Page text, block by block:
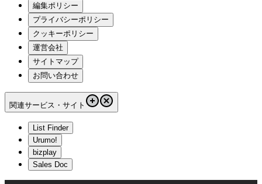
編集ポリシー
プライバシーポリシー
クッキーポリシー
運営会社
サイトマップ
お問い合わせ
関連サービス・サイト
List Finder
Urumo!
bizplay
Sales Doc